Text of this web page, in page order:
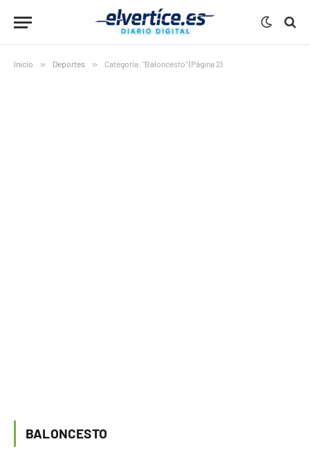
Inicio » Deportes » Categoría: "Baloncesto" (Página 2)
BALONCESTO